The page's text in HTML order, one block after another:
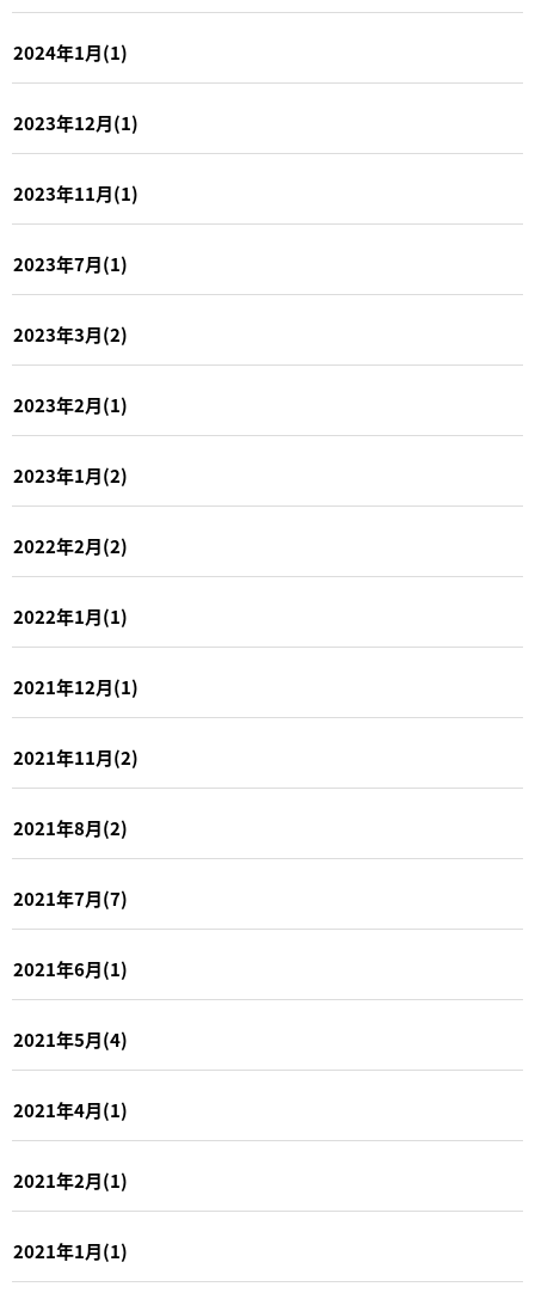
2024年1月(1)
2023年12月(1)
2023年11月(1)
2023年7月(1)
2023年3月(2)
2023年2月(1)
2023年1月(2)
2022年2月(2)
2022年1月(1)
2021年12月(1)
2021年11月(2)
2021年8月(2)
2021年7月(7)
2021年6月(1)
2021年5月(4)
2021年4月(1)
2021年2月(1)
2021年1月(1)